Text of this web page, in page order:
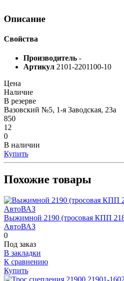
Описание
Свойства
Производитель -
Артикул 2101-2201100-10
Цена
Наличие
В резерве
Вазовский №5, 1-я Заводская, 23а
850
12
0
В наличии
Купить
Похожие товары
Выжимной 2190 (тросовая КПП
АвтоВАЗ
0
Под заказ
В закладки
К сравнению
Купить